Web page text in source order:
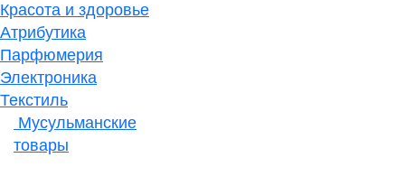
Красота и здоровье
Атрибутика
Парфюмерия
Электроника
Текстиль
Мусульманские
товары